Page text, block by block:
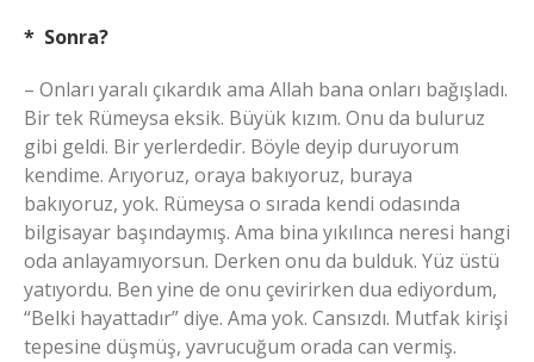
* Sonra?
– Onları yaralı çıkardık ama Allah bana onları bağışladı.
Bir tek Rümeysa eksik. Büyük kızım. Onu da buluruz
gibi geldi. Bir yerlerdedir. Böyle deyip duruyorum
kendime. Arıyoruz, oraya bakıyoruz, buraya
bakıyoruz, yok. Rümeysa o sırada kendi odasında
bilgisayar başındaymış. Ama bina yıkılınca neresi hangi
oda anlayamıyorsun. Derken onu da bulduk. Yüz üstü
yatıyordu. Ben yine de onu çevirirken dua ediyordum,
“Belki hayattadır” diye. Ama yok. Cansızdı. Mutfak kirişi
tepesine düşmüş, yavrucuğum orada can vermiş.